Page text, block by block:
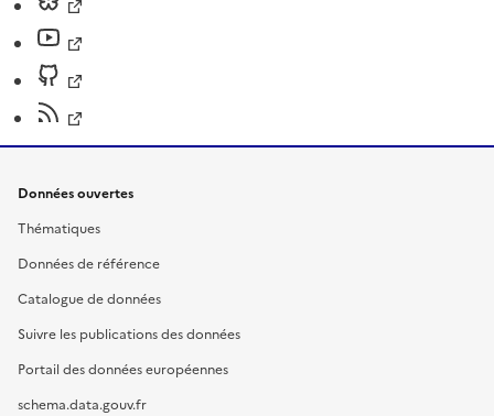
Données ouvertes
Thématiques
Données de référence
Catalogue de données
Suivre les publications des données
Portail des données européennes
schema.data.gouv.fr